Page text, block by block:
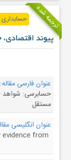
ترجمه شده حسابداری
پیوند
عنوان فارسی مقاله:
حسابرسی: شواهد
مستقل
عنوان انگلیسی
evidence from